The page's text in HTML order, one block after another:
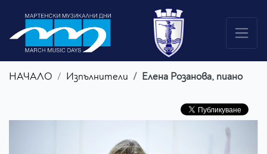
НАЧАЛО Изпълнители Елена Розанова, пиано